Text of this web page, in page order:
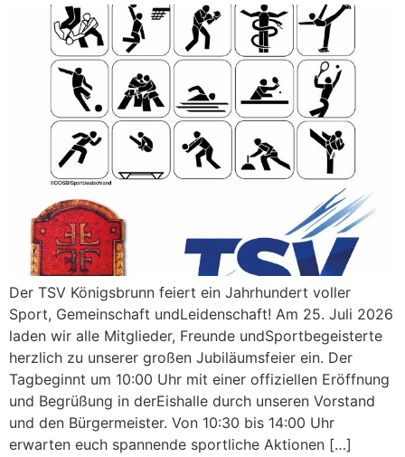
Der TSV Königsbrunn feiert ein Jahrhundert voller
Sport, Gemeinschaft undLeidenschaft! Am 25. Juli 2026
laden wir alle Mitglieder, Freunde undSportbegeisterte
herzlich zu unserer großen Jubiläumsfeier ein. Der
Tagbeginnt um 10:00 Uhr mit einer offiziellen Eröffnung
und Begrüßung in derEishalle durch unseren Vorstand
und den Bürgermeister. Von 10:30 bis 14:00 Uhr
erwarten euch spannende sportliche Aktionen […]